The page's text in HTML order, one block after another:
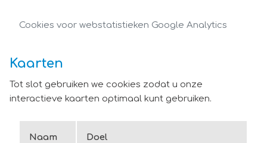
Cookies voor webstatistieken Google Analytics
Kaarten
Tot slot gebruiken we cookies zodat u onze
interactieve kaarten optimaal kunt gebruiken.
Naam Doel